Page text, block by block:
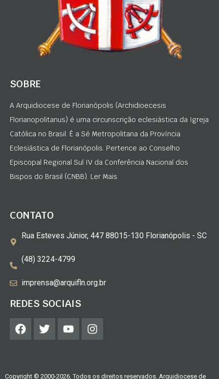
SOBRE
A Arquidiocese de Florianópolis (Archidioecesis
Florianopolitanus) é uma circunscrição eclesiástica da Igreja
Católica no Brasil. É a Sé Metropolitana da Província
Eclesiástica de Florianópolis. Pertence ao Conselho
Episcopal Regional Sul IV da Conferência Nacional dos
Bispos do Brasil (CNBB). Ler Mais
CONTATO
Rua Esteves Júnior, 447 88015-130 Florianópolis - SC
(48) 3224-4799
imprensa@arquifln.org.br
REDES SOCIAIS
Copyright © 2000-2026. Todos os direitos reservados. Arquidiocese de